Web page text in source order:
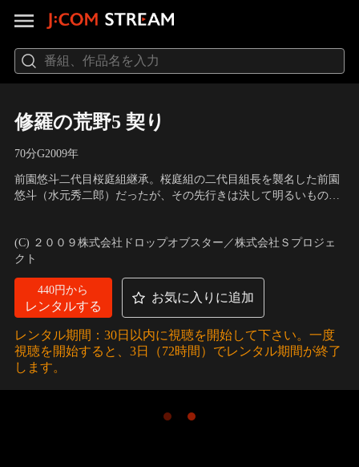
修羅の荒野5 契り
70分G2009年
前園悠斗二代目桜庭組継承。桜庭組の二代目組長を襲名した前園
悠斗（水元秀二郎）だったが、その先行きは決して明るいもので
堀から攻めつける。又、銀座力動会若頭補佐・小笠原（天蝶司
晃）は、出所したばかりの…。
(C) ２００９株式会社ドロップオブスター／株式会社Ｓプロジェ
クト
440円から
レンタルする
お気に入りに追加
レンタル期間：30日以内に視聴を開始して下さい。一度
視聴を開始すると、3日（72時間）でレンタル期間が終了
します。